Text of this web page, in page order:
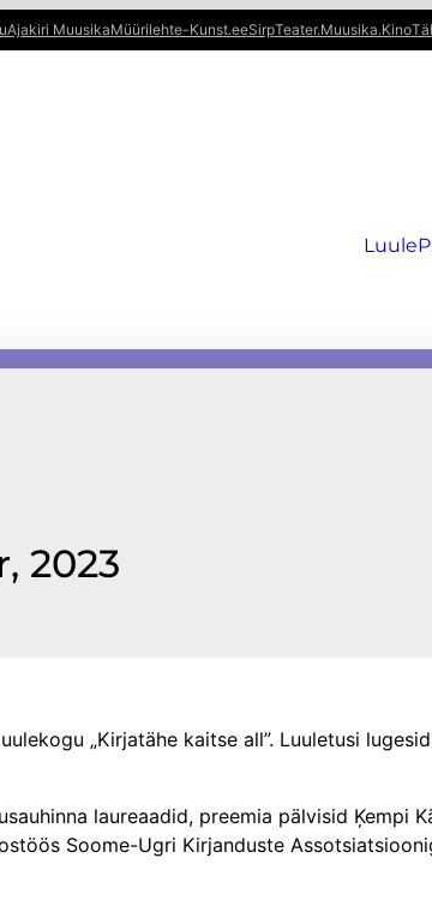
Ajakiri MuusikaMüürilehte-Kunst.eeSirpTeater.Muusika.Kino
Luule
2023
„Kirjatähe kaitse all”. Luuletusi
laureaadid, preemia pälvisid Ķempi
Soome-Ugri Kirjanduste